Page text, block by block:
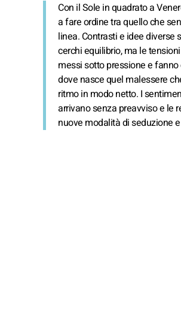
Con il Sole in quadrato a
a fare ordine tra quello che
linea. Contrasti e idee diverse
cerchi equilibrio, ma le
messi sotto pressione e
dove nasce quel malessere
ritmo in modo netto. I
arrivano senza preavviso e le
nuove modalità di seduzione